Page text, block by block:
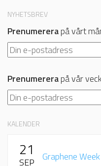
NYHETSBREV
Prenumererapå vårt
Prenumererapå vår
KALENDER
21
SEP Graphene